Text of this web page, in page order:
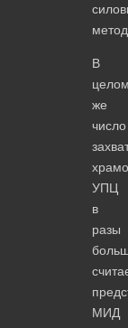
В
же
число
УПЦ
в
разы
МИД